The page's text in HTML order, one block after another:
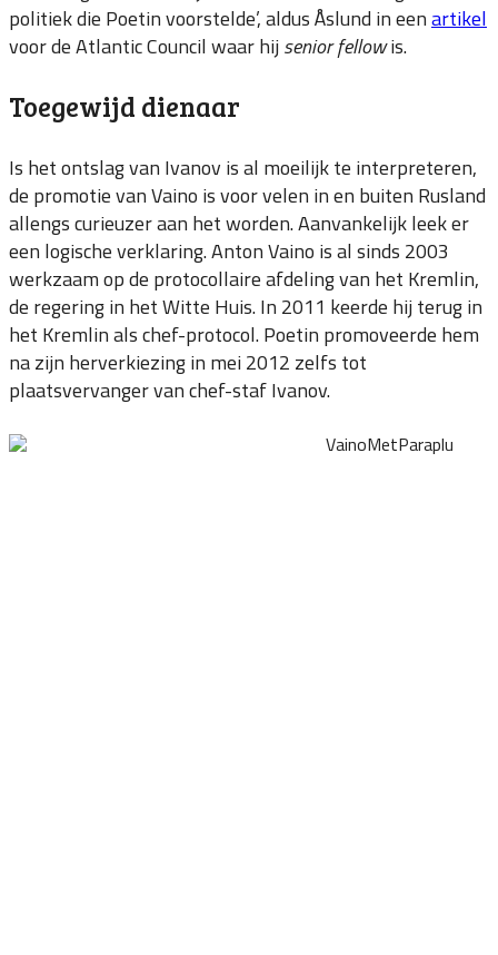
politiek die Poetin voorstelde’, aldus Åslund in eenartikel
voor de Atlantic Council waar hijsenior fellowis.
Toegewijd dienaar
Is het ontslag van Ivanov is al moeilijk te interpreteren,
de promotie van Vaino is voor velen in en buiten Rusland
allengs curieuzer aan het worden. Aanvankelijk leek er
een logische verklaring. Anton Vaino is al sinds 2003
werkzaam op de protocollaire afdeling van het Kremlin,
de regering in het Witte Huis. In 2011 keerde hij terug in
het Kremlin als chef-protocol. Poetin promoveerde hem
na zijn herverkiezing in mei 2012 zelfs tot
plaatsvervanger van chef-staf Ivanov.